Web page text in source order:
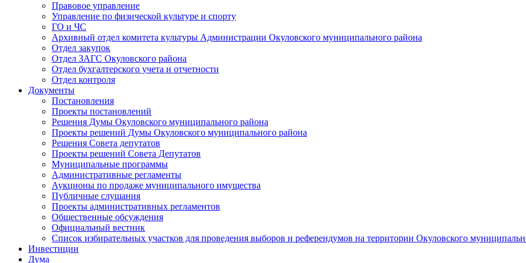
Правовое управление
Управление по физической культуре и спорту
ГО и ЧС
Архивный отдел комитета культуры Администрации Окуловского муниципального района
Отдел закупок
Отдел ЗАГС Окуловского района
Отдел бухгалтерского учета и отчетности
Отдел контроля
Документы
Постановления
Проекты постановлений
Решения Думы Окуловского муниципального района
Проекты решений Думы Окуловского муниципального района
Решения Совета депутатов
Проекты решений Совета Депутатов
Муниципальные программы
Административные регламенты
Аукционы по продаже муниципального имущества
Публичные слушания
Проекты административных регламентов
Общественные обсуждения
Официальный вестник
Список избирательных участков для проведения выборов и референдумов на территории Окуловского
Инвестиции
Дума